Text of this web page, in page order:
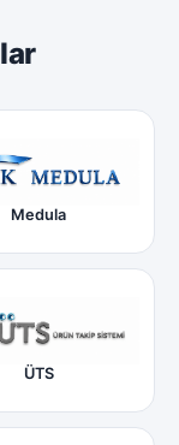
Medula
ÜTS